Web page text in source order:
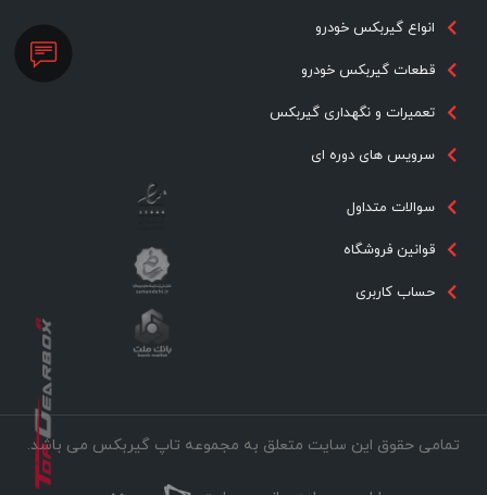
انواع گیربکس خودرو
قطعات گیربکس خودرو
تعمیرات و نگهداری گیربکس
سرویس های دوره ای
سوالات متداول
قوانین فروشگاه
حساب کاربری
تمامی حقوق این سایت متعلق به مجموعه تاپ گیربکس می باشد.